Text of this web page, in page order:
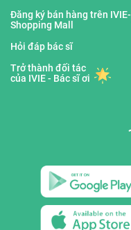
Đăng ký bán hàng trên IVIE-
Shopping Mall
Hỏi đáp bác sĩ
Trở thành đối tác
của IVIE - Bác sĩ ơi